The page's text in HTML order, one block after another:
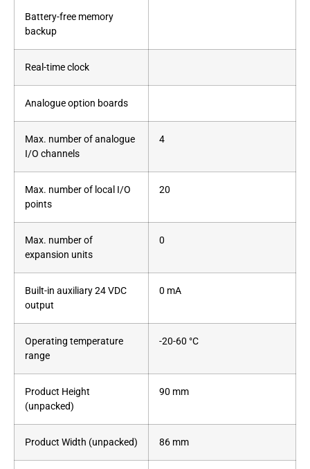
Battery-free memory
backup
Real-time clock
Analogue option boards
Max. number of analogue
I/O channels
4
Max. number of local I/O
points
20
Max. number of
expansion units
0
Built-in auxiliary 24 VDC
output
0 mA
Operating temperature
range
-20-60 °C
Product Height
(unpacked)
90 mm
Product Width (unpacked) 86 mm